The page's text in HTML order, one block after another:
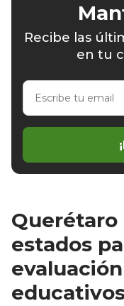
Recibe las
en tu
Escribe
email
Querétaro
estados